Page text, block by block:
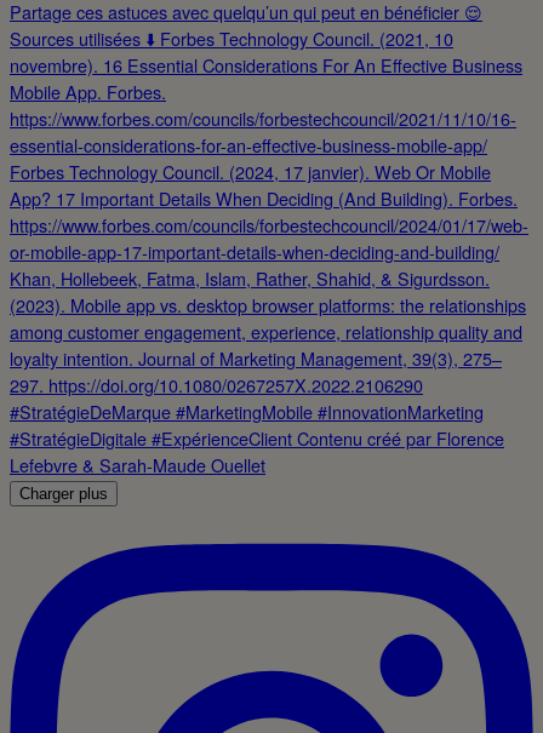
Charger plus